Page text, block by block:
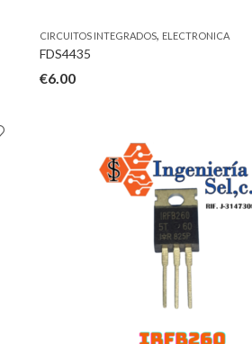
CIRCUITOS INTEGRADOS, ELECTRONICA
FDS4435
€6.00